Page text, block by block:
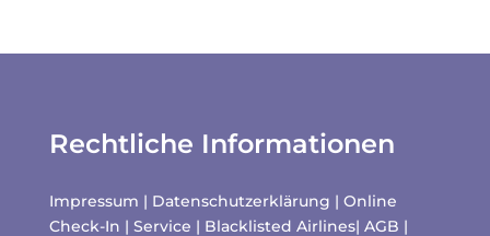
Rechtliche Informationen
Impressum | Datenschutzerklärung | Online
Check-In | Service | Blacklisted Airlines| AGB |